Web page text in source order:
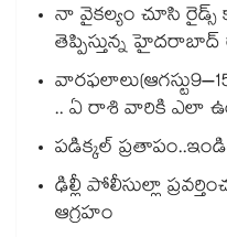
నా వైకల్యం చూసి రైడ్స్
తెప్పిస్తున్న
.. ఏ రాశి వారికి ఎలా
పడిక్కల్‌‌
ఢిల్లీ పోలీసుల్లా
ఆగ్రహం